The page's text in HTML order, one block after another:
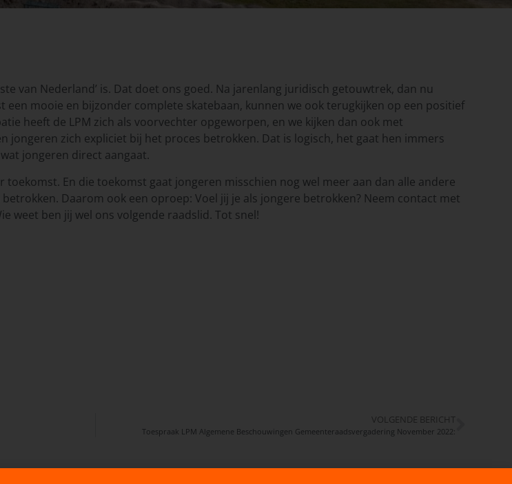
van Nederland’ is. Dat doet ons goed. Na jarenlang juridisch getouwtrek, dan nu
mooie en bijzonder complete skatebaan, kunnen we ook terugkijken op een positief
heeft de LPM zich als voorvechter opgeworpen, en we kijken dan ook met
zich expliciet bij het proces betrokken. Dat is logisch, het gaat hen immers
jongeren direct aangaat.
En die toekomst gaat jongeren misschien nog wel meer aan dan alle andere
Daarom ook een oproep: Voel jij je als jongere betrokken? Neem contact met
weet ben jij wel ons volgende raadslid. Tot snel!
VOLGENDE BERICHT
Toespraak LPM Algemene Beschouwingen Gemeenteraadsvergadering November 2022: